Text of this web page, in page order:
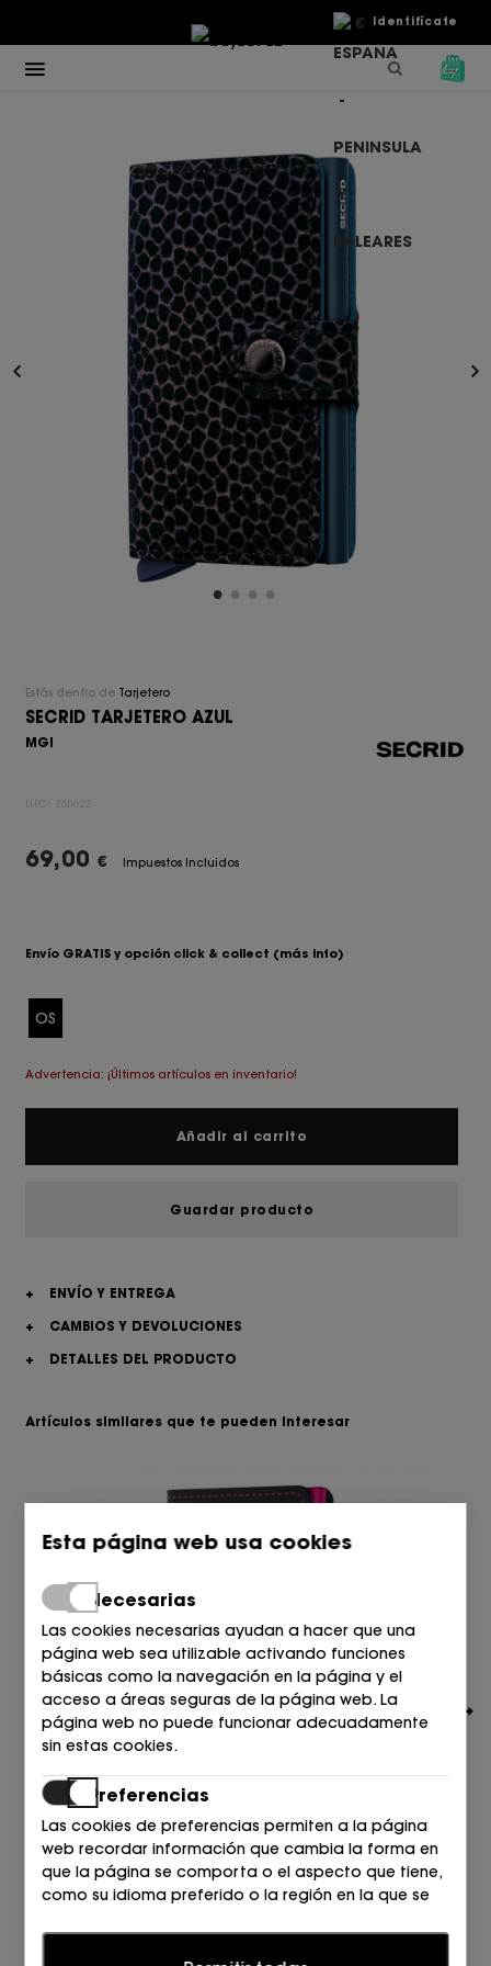
Identifícate
€
Estás dentro de Tarjetero
SECRID TARJETERO AZUL
MGI
UPC:
69,00 € Impuestos Incluidos
Envío GRATIS y opción click & collect (más info)
OS
Advertencia: ¡Últimos artículos en inventario!
Añadir al carrito
Guardar producto
+
ENVÍO Y ENTREGA
+
CAMBIOS Y DEVOLUCIONES
+
DETALLES DEL PRODUCTO
Artículos similares que te pueden interesar
SECRID
TARJETERO Black/Fuchsia
69,00 €
Esta página web usa cookies
Necesarias
Las cookies necesarias ayudan a hacer que una
página web sea utilizable activando funciones
básicas como la navegación en la página y el
acceso a áreas seguras de la página web. La
página web no puede funcionar adecuadamente
sin estas cookies.
Preferencias
Las cookies de preferencias permiten a la página
web recordar información que cambia la forma en
que la página se comporta o el aspecto que tiene,
como su idioma preferido o la región en la que se